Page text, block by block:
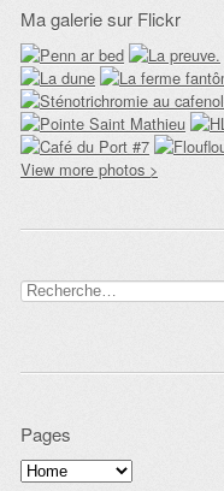
Ma galerie sur Flickr
View more photos >
Rechercher :
Pages